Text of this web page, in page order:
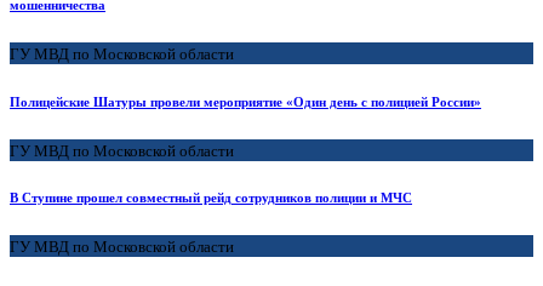
мошенничества
ГУ МВД по Московской области
Полицейские Шатуры провели мероприятие «Один день с полицией России»
ГУ МВД по Московской области
В Ступине прошел совместный рейд сотрудников полиции и МЧС
ГУ МВД по Московской области